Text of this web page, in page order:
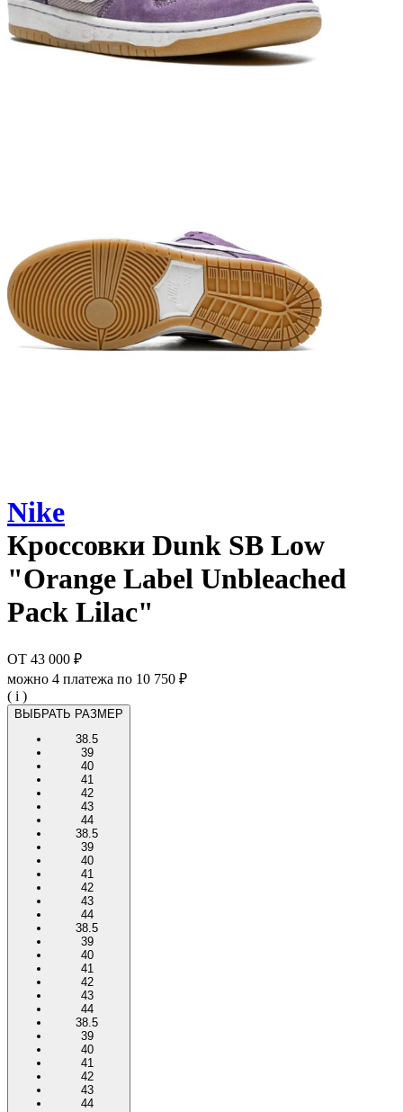
Nike
Кроссовки Dunk SB Low
"Orange Label Unbleached
Pack Lilac"
ОТ 43 000 ₽
можно 4 платежа по 10 750 ₽
( i )
ВЫБРАТЬ РАЗМЕР
38.5
39
40
41
42
43
44
38.5
39
40
41
42
43
44
38.5
39
40
41
42
43
44
38.5
39
40
41
42
43
44